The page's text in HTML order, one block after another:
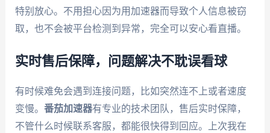
特别放心。不用担心因为用加速器而导致个人信息被窃
取，也不会被平台检测到异常，完全可以安心看直播。
实时售后保障，问题解决不耽误看球
有时候难免会遇到连接问题，比如突然连不上或者速度
变慢。 番茄加速器有专业的技术团队，售后实时保障，
不管什么时候联系客服，都能很快得到回应。上次我在